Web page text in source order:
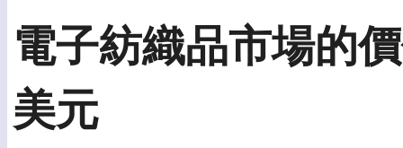
電子紡織品市場的
美元